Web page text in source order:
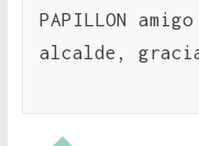
PAPILLON
alcalde,